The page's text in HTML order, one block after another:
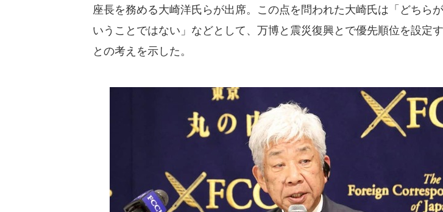
座長を務める大崎洋氏らが出席。この点を問われた大崎氏は「どちら
いうことではない」などとして、万博と震災復興とで優先順位を設定
との考えを示した。